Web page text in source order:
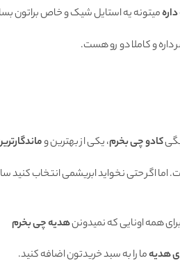
میتونه یه استایل شیک و خاص براتون
و کاملا دو رو هست.
کادو چی بخرم، یکی از بهترین و
اگر حتی نخواید ابریشمی انتخاب کنید
همه اونایی که نمیدوننهدیه چی بخرم
هدیهما را به سبد خریدتون اضافه کنید.